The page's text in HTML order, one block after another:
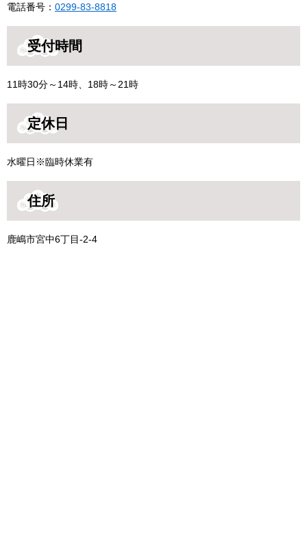
電話番号： 0299-83-8818
受付時間
11時30分～14時、18時～21時
定休日
水曜日※臨時休業有
住所
鹿嶋市宮中6丁目-2-4